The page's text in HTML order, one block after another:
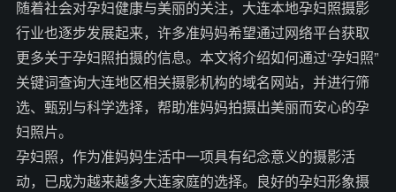
随着社会对孕妇健康与美丽的关注，大连本地孕妇照摄影
行业也逐步发展起来，许多准妈妈希望通过网络平台获取
更多关于孕妇照拍摄的信息。本文将介绍如何通过“孕妇照”
关键词查询大连地区相关摄影机构的域名网站，并进行筛
选、甄别与科学选择，帮助准妈妈拍摄出美丽而安心的孕
妇照片。
孕妇照，作为准妈妈生活中一项具有纪念意义的摄影活
动，已成为越来越多大连家庭的选择。良好的孕妇形象摄